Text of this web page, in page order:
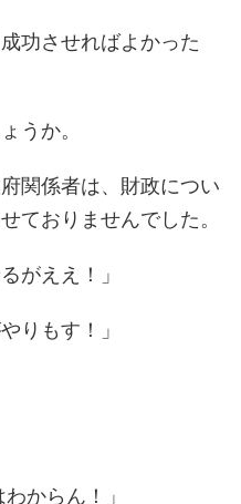
功させればよかった
うか。
関係者は、財政につい
ておりませんでした。
がええ！」
りもす！」
からん！」